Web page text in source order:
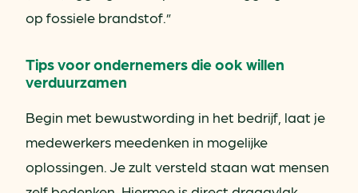
op fossiele brandstof.”
Tips voor ondernemers die ook willen
verduurzamen
Begin met bewustwording in het bedrijf, laat je
medewerkers meedenken in mogelijke
oplossingen. Je zult versteld staan wat mensen